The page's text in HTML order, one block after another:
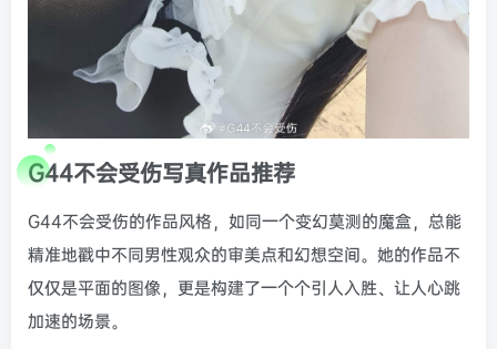
G44不会受伤写真作品推荐
G44不会受伤的作品风格，如同一个变幻莫测的魔盒，总能
精准地戳中不同男性观众的审美点和幻想空间。她的作品不
仅仅是平面的图像，更是构建了一个个引人入胜、让人心跳
加速的场景。